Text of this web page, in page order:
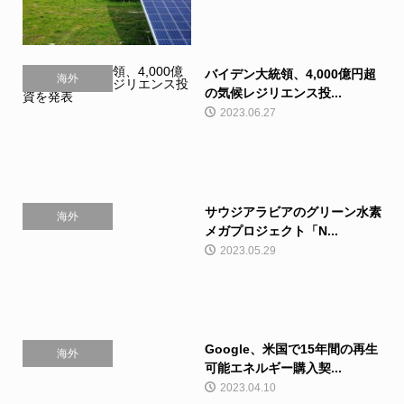
海外
バイデン大統領、4,000億円超
の気候レジリエンス投...
2023.06.27
海外
サウジアラビアのグリーン水素
メガプロジェクト「N...
2023.05.29
海外
Google、米国で15年間の再生
可能エネルギー購入契...
2023.04.10